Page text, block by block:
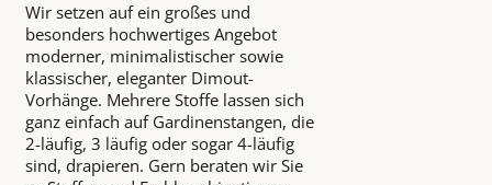
Wir setzen auf ein großes und
besonders hochwertiges Angebot
moderner, minimalistischer sowie
klassischer, eleganter Dimout-
Vorhänge. Mehrere Stoffe lassen sich
ganz einfach auf Gardinenstangen, die
2-läufig, 3 läufig oder sogar 4-läufig
sind, drapieren. Gern beraten wir Sie